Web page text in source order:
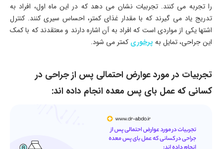
را تجربه می کنند. تجربیات نشان می دهد که در این ماه اول، افراد به
تدریج یاد می گیرند که با مقدار غذای کمتر، احساس سیری کنند. کنترل
اشتها یکی از مواردی است که افراد به آن اشاره دارند و معتقدند که با کمک
این جراحی، تمایل به پرخوری کمتر می شود.
تجربیات در مورد عوارض احتمالی پس از جراحی در
کسانی که عمل بای پس معده انجام داده اند: